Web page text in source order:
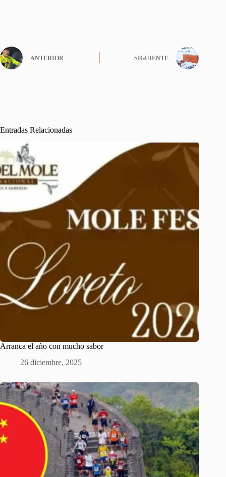
ANTERIOR SIGUIENTE
Entradas Relacionadas
Arranca el año con mucho sabor
26 diciembre, 2025